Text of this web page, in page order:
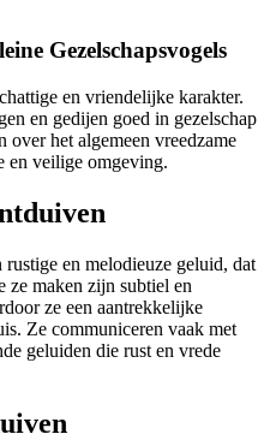
Gezelschapsvogels
en vriendelijke karakter.
en gedijen goed in gezelschap
het algemeen vreedzame
en veilige omgeving.
en melodieuze geluid, dat
ze maken zijn subtiel en
ze een aantrekkelijke
Ze communiceren vaak met
geluiden die rust en vrede